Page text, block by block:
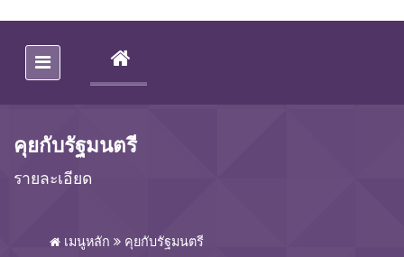
(CURRENT)
คุยกับรัฐมนตรี
รายละเอียด
เมนูหลัก คุยกับรัฐมนตรี